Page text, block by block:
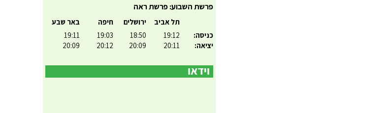
פרשת השבוע: פרשת ראה
כניסה:
יציאה:
תל אביב
19:12
20:11
ירושלים
18:50
20:09
חיפה
19:03
20:12
באר שבע
19:11
20:09